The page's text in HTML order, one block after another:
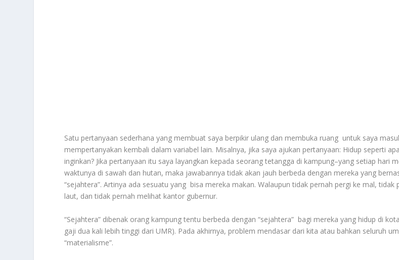
Satu pertanyaan sederhana yang membuat saya berpikir ulang dan membuka ruang untuk saya
mempertanyakan kembali dalam variabel lain. Misalnya, jika saya ajukan pertanyaan: Hidup seperti
inginkan? Jika pertanyaan itu saya layangkan kepada seorang tetangga di kampung–yang setiap hari
waktunya di sawah dan hutan, maka jawabannya tidak akan jauh berbeda dengan mereka yang
“sejahtera”. Artinya ada sesuatu yang bisa mereka makan. Walaupun tidak pernah pergi ke mal, tidak
laut, dan tidak pernah melihat kantor gubernur.
“Sejahtera” dibenak orang kampung tentu berbeda dengan “sejahtera” bagi mereka yang hidup di
gaji dua kali lebih tinggi dari UMR). Pada akhirnya, problem mendasar dari kita atau bahkan seluruh
“materialisme”.